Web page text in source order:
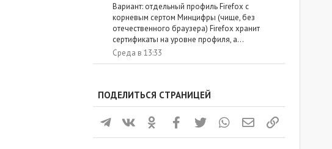
Вариант: отдельный профиль Firefox с
корневым сертом Минцифры (чище, без
отечественного браузера) Firefox хранит
сертификаты на уровне профиля, а...
Среда в 13:33
ПОДЕЛИТЬСЯ СТРАНИЦЕЙ
ТелеграмВКонтактеОдноклассники
FacebookTwitter WhatsAppЭлектронная почта